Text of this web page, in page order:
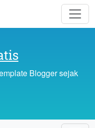
Blogger sejak